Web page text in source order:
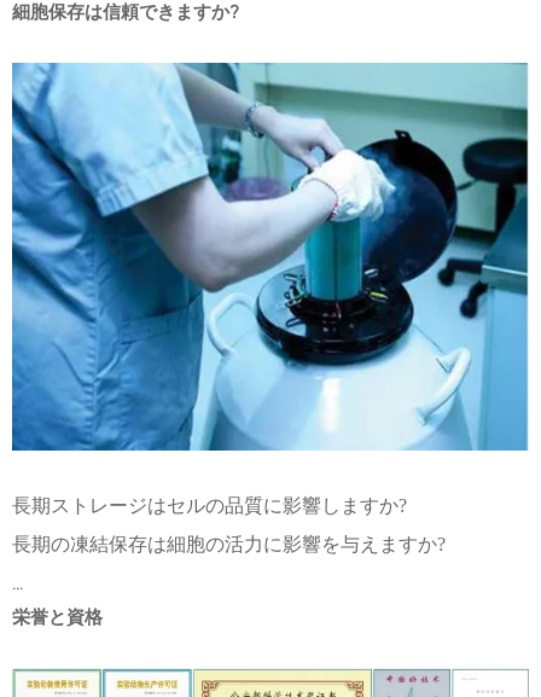
細胞保存は信頼できますか?
長期ストレージはセルの品質に影響しますか?
長期の凍結保存は細胞の活力に影響を与えますか?
...
栄誉と資格